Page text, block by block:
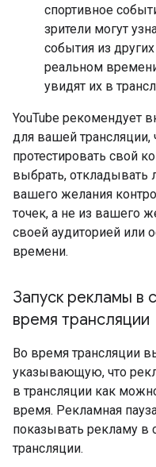
спортивное
зрители могут
события из
реальном
увидят их в
YouTube рекомендует
для вашей
протестировать свой
выбрать, откладывать
вашего желания
точек, а не из вашего
своей аудиторией или
времени.
Запуск рекламы в
время трансляции
Во время трансляции
указывающую, что
в трансляции как
время. Рекламная
показывать рекламу в
трансляции.